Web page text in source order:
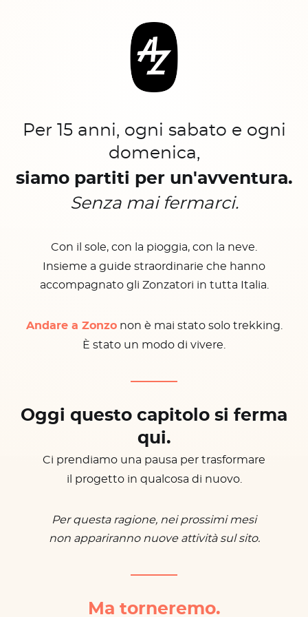
Per 15 anni, ogni sabato e ogni
domenica,
siamo partiti per un'avventura.
Senza mai fermarci.
Con il sole, con la pioggia, con la neve.
Insieme a guide straordinarie che hanno
accompagnato gli Zonzatori in tutta Italia.
Andare a Zonzonon è mai stato solo trekking.
È stato un modo di vivere.
Oggi questo capitolo si ferma
qui.
Ci prendiamo una pausa per trasformare
il progetto in qualcosa di nuovo.
Per questa ragione, nei prossimi mesi
non appariranno nuove attività sul sito.
Ma torneremo.